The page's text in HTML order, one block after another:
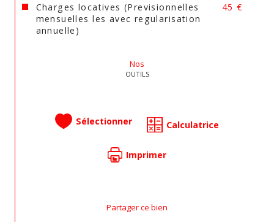
Charges locatives (Previsionnelles
mensuelles les avec regularisation
annuelle)
45 €
Nos
OUTILS
Sélectionner Calculatrice
Imprimer
Partager ce bien